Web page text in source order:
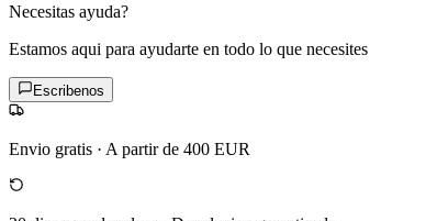
Necesitas ayuda?
Estamos aqui para ayudarte en todo lo que necesites
Escribenos
Envio gratis · A partir de 400 EUR